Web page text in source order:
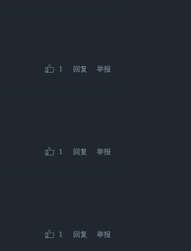
1 回复 举报
1 回复 举报
1 回复 举报